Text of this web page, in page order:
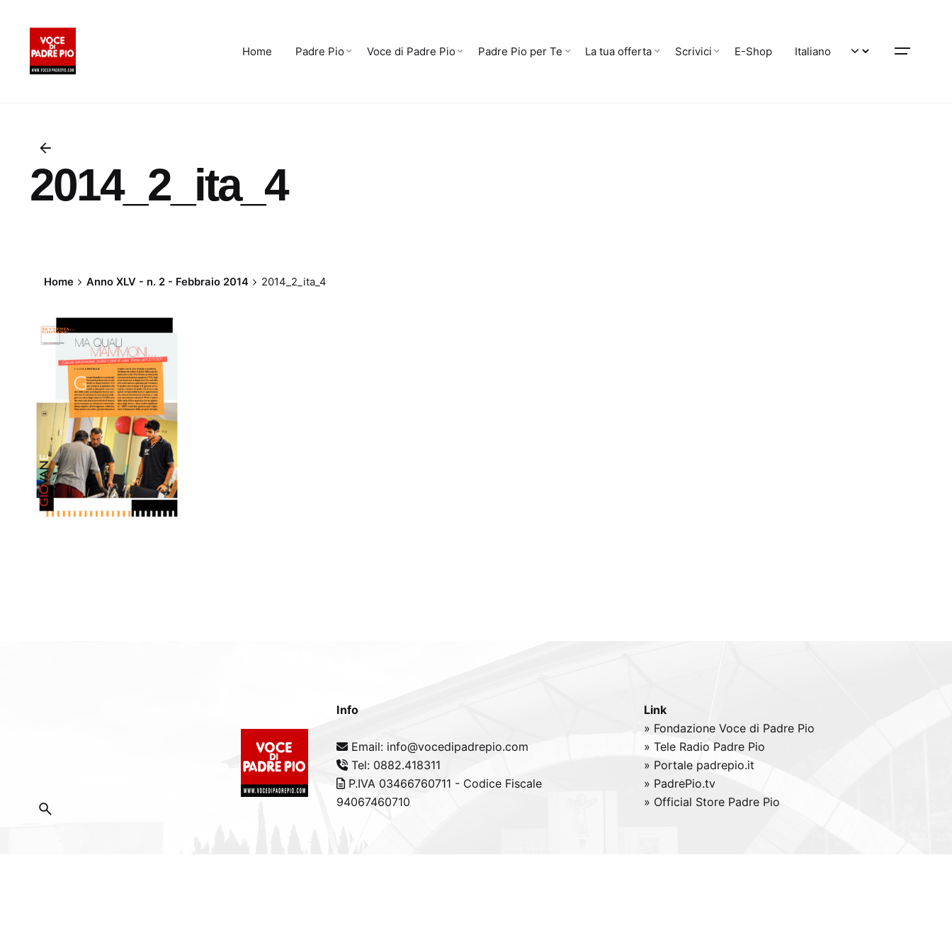
content
Home Padre Pio Voce di Padre Pio Padre Pio per Te La tua offerta Scrivici E-Shop
2014_2_ita_4
Home Anno XLV - n. 2 - Febbraio 2014 2014_2_ita_4
Info
Email: info@vocedipadrepio.com
Tel: 0882.418311
P.IVA 03466760711 - Codice Fiscale
94067460710
Link
» Fondazione Voce di Padre Pio
» Tele Radio Padre Pio
» Portale padrepio.it
» PadrePio.tv
» Official Store Padre Pio